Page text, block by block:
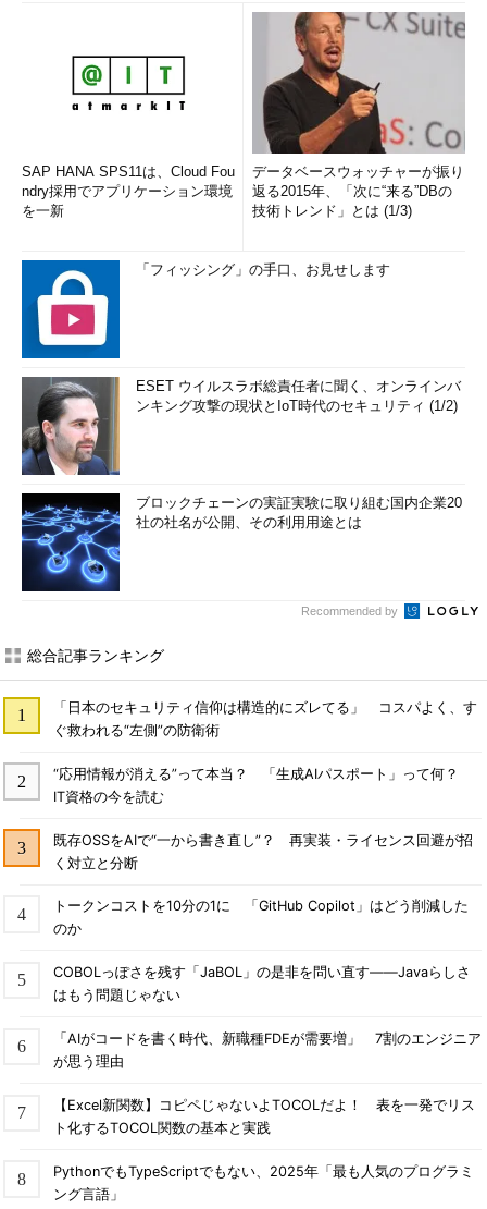
SAP HANA SPS11は、Cloud Fou
ndry採用でアプリケーション環境
を一新
データベースウォッチャーが振り
返る2015年、「次に“来る”DBの
技術トレンド」とは (1/3)
「フィッシング」の手口、お見せします
ESET ウイルスラボ総責任者に聞く、オンラインバ
ンキング攻撃の現状とIoT時代のセキュリティ (1/2)
ブロックチェーンの実証実験に取り組む国内企業20
社の社名が公開、その利用用途とは
Recommended by
総合記事ランキング
「日本のセキュリティ信仰は構造的にズレてる」 コスパよく、す
ぐ救われる“左側”の防衛術
“応用情報が消える”って本当？ 「生成AIパスポート」って何？
IT資格の今を読む
既存OSSをAIで“一から書き直し”？ 再実装・ライセンス回避が招
く対立と分断
トークンコストを10分の1に 「GitHub Copilot」はどう削減した
のか
COBOLっぽさを残す「JaBOL」の是非を問い直す――Javaらしさ
はもう問題じゃない
「AIがコードを書く時代、新職種FDEが需要増」 7割のエンジニア
が思う理由
【Excel新関数】コピペじゃないよTOCOLだよ！ 表を一発でリス
ト化するTOCOL関数の基本と実践
PythonでもTypeScriptでもない、2025年「最も人気のプログラミ
ング言語」